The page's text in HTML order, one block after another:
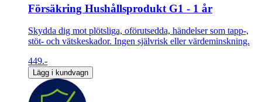
Försäkring Hushållsprodukt G1 - 1 år
Skydda dig mot plötsliga, oförutsedda, händelser som tapp-,
stöt- och vätskeskador. Ingen självrisk eller värdeminskning.
449.-
Lägg i kundvagn